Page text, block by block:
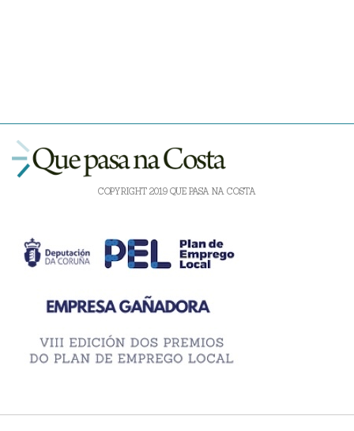
COPYRIGHT 2019 QUE PASA NA COSTA